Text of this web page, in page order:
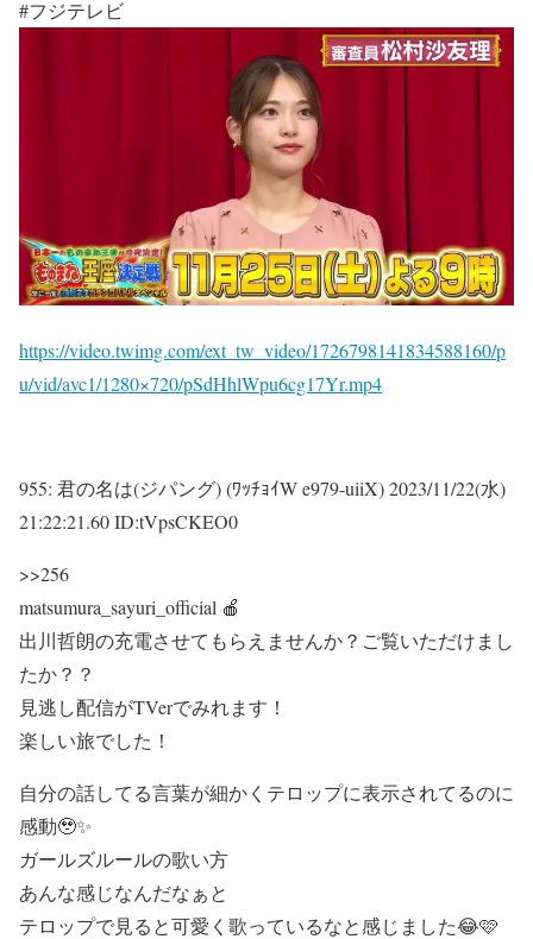
#フジテレビ
https://video.twimg.com/ext_tw_video/1726798141834588160/p
u/vid/avc1/1280×720/pSdHhlWpu6cg17Yr.mp4
955: 君の名は(ジパング) (ﾜｯﾁｮｲW e979-uiiX)2023/11/22(水)
21:22:21.60 ID:tVpsCKEO0
>>256
matsumura_sayuri_official 🍎
出川哲朗の充電させてもらえませんか？ご覧いただけまし
たか？？
見逃し配信がTVerでみれます！
楽しい旅でした！
自分の話してる言葉が細かくテロップに表示されてるのに
感動🥹✨
ガールズルールの歌い方
あんな感じなんだなぁと
テロップで見ると可愛く歌っているなと感じました😂🩷